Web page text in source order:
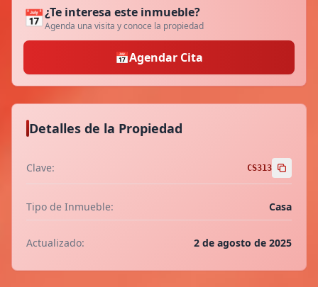
📅¿Te interesa este inmueble?
Agenda una visita y conoce la propiedad
📅Agendar Cita
Detalles de la Propiedad
Clave: CS313
Tipo de Inmueble: Casa
Actualizado: 2 de agosto de 2025